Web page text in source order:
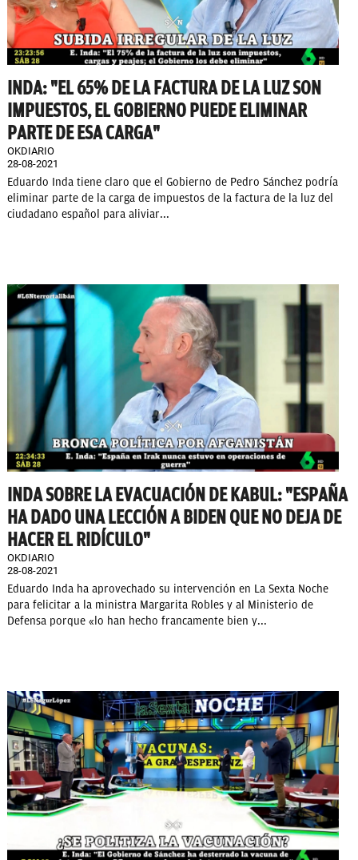
INDA: "EL 65% DE LA FACTURA DE LA LUZ SON
IMPUESTOS, EL GOBIERNO PUEDE ELIMINAR
PARTE DE ESA CARGA"
OKDIARIO
28-08-2021
Eduardo Inda tiene claro que el Gobierno de Pedro Sánchez podría
eliminar parte de la carga de impuestos de la factura de la luz del
ciudadano español para aliviar...
INDA SOBRE LA EVACUACIÓN DE KABUL: "ESPAÑA
HA DADO UNA LECCIÓN A BIDEN QUE NO DEJA DE
HACER EL RIDÍCULO"
OKDIARIO
28-08-2021
Eduardo Inda ha aprovechado su intervención en La Sexta Noche
para felicitar a la ministra Margarita Robles y al Ministerio de
Defensa porque «lo han hecho francamente bien y...